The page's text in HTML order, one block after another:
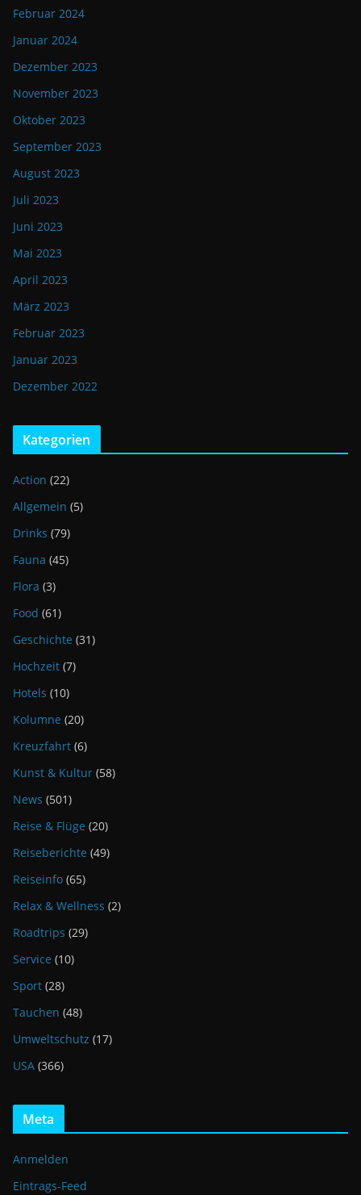
Februar 2024
Januar 2024
Dezember 2023
November 2023
Oktober 2023
September 2023
August 2023
Juli 2023
Juni 2023
Mai 2023
April 2023
März 2023
Februar 2023
Januar 2023
Dezember 2022
Kategorien
Action (22)
Allgemein (5)
Drinks (79)
Fauna (45)
Flora (3)
Food (61)
Geschichte (31)
Hochzeit (7)
Hotels (10)
Kolumne (20)
Kreuzfahrt (6)
Kunst & Kultur (58)
News (501)
Reise & Flüge (20)
Reiseberichte (49)
Reiseinfo (65)
Relax & Wellness (2)
Roadtrips (29)
Service (10)
Sport (28)
Tauchen (48)
Umweltschutz (17)
USA (366)
Meta
Anmelden
Eintrags-Feed